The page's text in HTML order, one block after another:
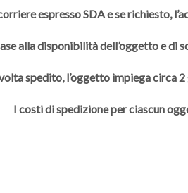
espresso SDA e se richiesto,
alla disponibilità dell’oggetto e di
spedito, l’oggetto impiega circa
I costi di spedizione per ciascun